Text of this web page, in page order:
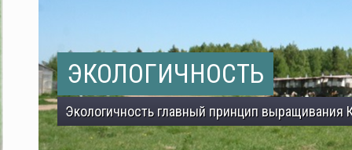
ЭКОЛОГИЧНОСТЬ
Экологичность главный принцип выращивания